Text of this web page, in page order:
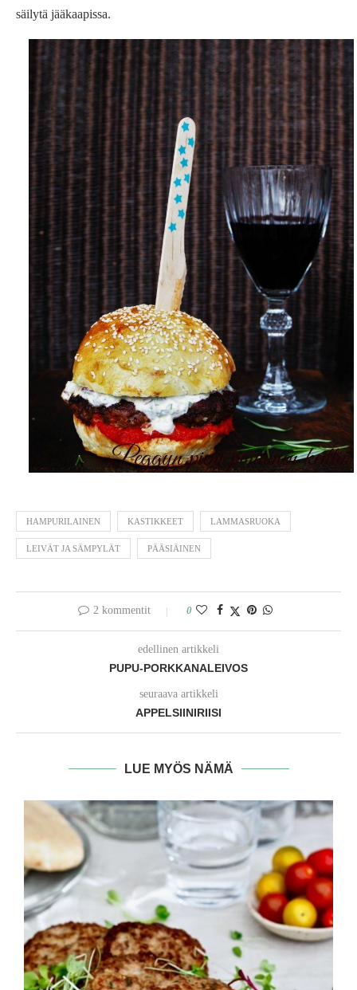
säilytä jääkaapissa.
HAMPURILAINEN KASTIKKEET LAMMASRUOKA
LEIVÄT JA SÄMPYLÄT PÄÄSIÄINEN
2 kommentit 0
edellinen artikkeli
PUPU-PORKKANALEIVOS
seuraava artikkeli
APPELSIINIRIISI
LUE MYÖS NÄMÄ